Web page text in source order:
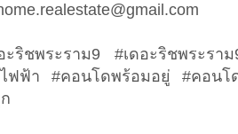
ะริชพระราม9 #เดอะริชพระร
ฟฟ้า #คอนโดพร้อมอยู่ #คอนโ